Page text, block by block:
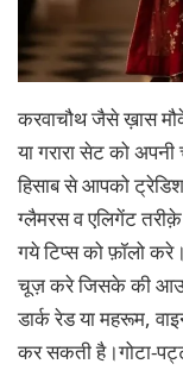
करवाचौथ जैसे ख़ास
या गरारा सेट को
हिसाब से आपको
ग्लैमरस व एलिगेंट तरीक़े
गये टिप्स को फ़ॉलो
चूज़ करे जिसके की
डार्क रेड या महरूम,
कर सकती है।गोटा-